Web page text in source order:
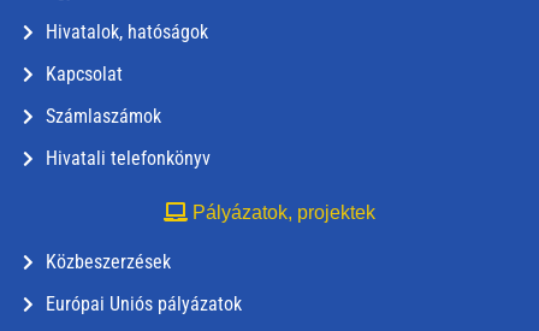
Hivatalok, hatóságok
Kapcsolat
Számlaszámok
Hivatali telefonkönyv
Pályázatok, projektek
Közbeszerzések
Európai Uniós pályázatok